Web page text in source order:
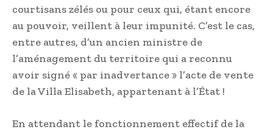
courtisans zélés ou pour ceux qui, étant encore
au pouvoir, veillent à leur impunité. C’est le cas,
entre autres, d’un ancien ministre de
l’aménagement du territoire qui a reconnu
avoir signé « par inadvertance » l’acte de vente
de la Villa Elisabeth, appartenant à l’État !
En attendant le fonctionnement effectif de la